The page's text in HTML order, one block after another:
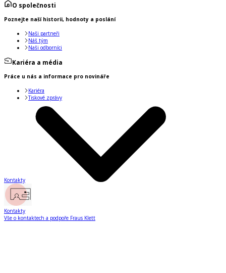
O společnosti
Poznejte naší historii, hodnoty a poslání
Naši partneři
Náš tým
Naši odborníci
Kariéra a média
Práce u nás a informace pro novináře
Kariéra
Tiskové zprávy
Kontakty
Kontakty
Vše o kontaktech a podpoře Fraus Klett